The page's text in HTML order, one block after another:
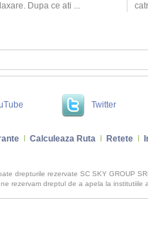
Dupa ce ati ...
Twitter
Calculeaza Ruta Retete
drepturile rezervate SC SKY GROUP
rezervam dreptul de a apela la institutiile